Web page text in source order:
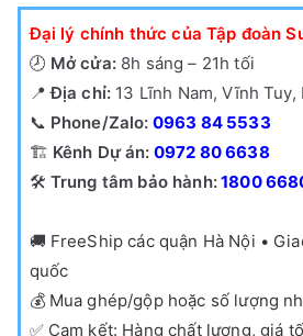
Đại lý chính thức của Tập đoàn
🕗 Mở cửa:8h sáng – 21h tối
📍Địa chỉ: 13 Lĩnh Nam, Vĩnh Tuy,
📞 Phone/Zalo: 0963 84 5533
🏗️ Kênh Dự án: 0972 80 6638
🛠️ Trung tâm bảo hành:1800
🚚 FreeShip các quận Hà Nội •
quốc
💰 Mua ghép/gộp hoặc số lượng
✅ Cam kết: Hàng chất lượng, giá